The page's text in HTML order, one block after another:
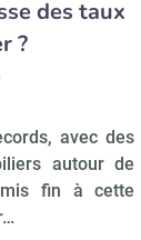
des taux
?
avec des
autour de
fin à cette